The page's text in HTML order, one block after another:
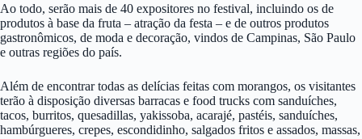
Ao todo, serão mais de 40 expositores no festival, incluindo os de
produtos à base da fruta – atração da festa – e de outros produtos
gastronômicos, de moda e decoração, vindos de Campinas, São Paulo
e outras regiões do país.
Além de encontrar todas as delícias feitas com morangos, os visitantes
terão à disposição diversas barracas e food trucks com sanduíches,
tacos, burritos, quesadillas, yakissoba, acarajé, pastéis, sanduíches,
hambúrgueres, crepes, escondidinho, salgados fritos e assados, massas,